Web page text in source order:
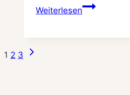
WeiterlesenFranzösische
Seitennavigation
1 2 3
Nächste